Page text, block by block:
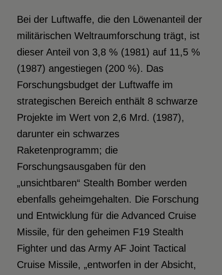
Bei der Luftwaffe, die den Löwenanteil der
militärischen Weltraumforschung trägt, ist
dieser Anteil von 3,8 % (1981) auf 11,5 %
(1987) angestiegen (200 %). Das
Forschungsbudget der Luftwaffe im
strategischen Bereich enthält 8 schwarze
Projekte im Wert von 2,6 Mrd. (1987),
darunter ein schwarzes
Raketenprogramm; die
Forschungsausgaben für den
„unsichtbaren“ Stealth Bomber werden
ebenfalls geheimgehalten. Die Forschung
und Entwicklung für die Advanced Cruise
Missile, für den geheimen F19 Stealth
Fighter und das Army AF Joint Tactical
Cruise Missile, „entworfen in der Absicht,